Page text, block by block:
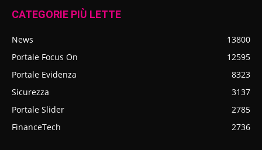
CATEGORIE PIÙ LETTE
News
13800
Portale Focus On
12595
Portale Evidenza
8323
Sicurezza
3137
Portale Slider
2785
FinanceTech
2736